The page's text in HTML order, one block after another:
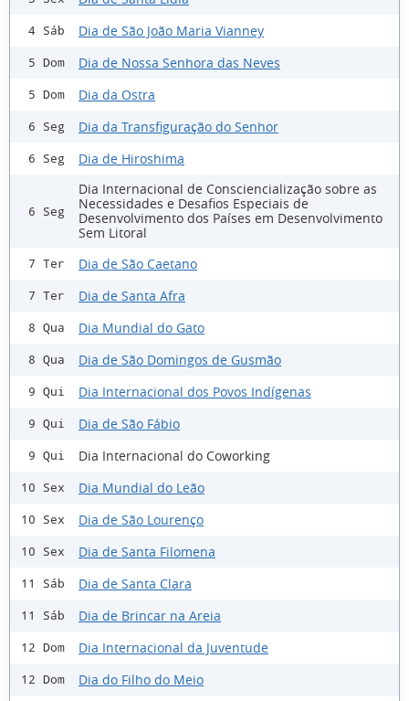
4 Sáb Dia de São João Maria Vianney
5 Dom Dia de Nossa Senhora das Neves
5 Dom Dia da Ostra
6 Seg Dia da Transfiguração do Senhor
6 Seg Dia de Hiroshima
6 Seg
Dia Internacional de Consciencialização sobre as
Necessidades e Desafios Especiais de
Desenvolvimento dos Países em Desenvolvimento
Sem Litoral
7 Ter Dia de São Caetano
7 Ter Dia de Santa Afra
8 Qua Dia Mundial do Gato
8 Qua Dia de São Domingos de Gusmão
9 Qui Dia Internacional dos Povos Indígenas
9 Qui Dia de São Fábio
9 Qui Dia Internacional do Coworking
10 Sex Dia Mundial do Leão
10 Sex Dia de São Lourenço
10 Sex Dia de Santa Filomena
11 Sáb Dia de Santa Clara
11 Sáb Dia de Brincar na Areia
12 Dom Dia Internacional da Juventude
12 Dom Dia do Filho do Meio